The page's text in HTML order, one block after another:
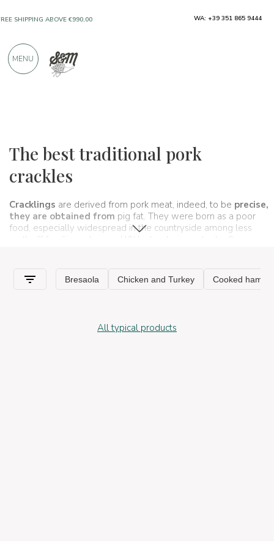
The best traditional pork
crackles
Cracklings are derived from pork meat, indeed, to be precise,
they are obtained from pig fat. They were born as a poor
food, especially widespread in the countryside among less
well-off families, who used l&' high calorie content, often
aperitif or a break, or as an alternative ingredient to flavor and
make unique those recipes that would otherwise be not tasty.
All typical products
SHIPPING ABOVE €990,00
PRODUCTS FROM EXCELLENT
WA: +39 351 865 9444
MENU